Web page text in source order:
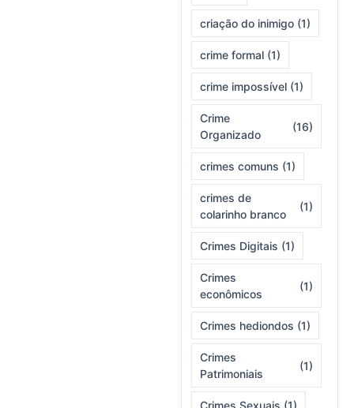
criação do inimigo (1)
crime formal (1)
crime impossível (1)
Crime
Organizado
(16)
crimes comuns (1)
crimes de
colarinho branco
(1)
Crimes Digitais (1)
Crimes
econômicos
(1)
Crimes hediondos (1)
Crimes
Patrimoniais
(1)